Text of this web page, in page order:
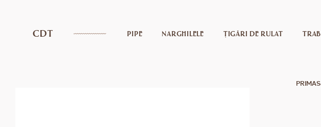
CDT PIPE NARGHILELE ȚIGĂRI DE RULAT